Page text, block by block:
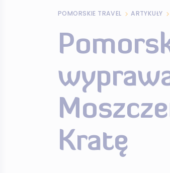
POMORSKIE TRAVEL ARTYKUŁY
Kratę